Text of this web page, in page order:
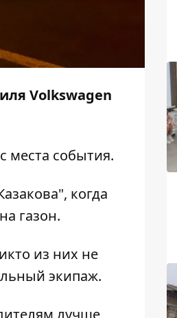
Volkswagen
с места события.
когда
газон.
из них не
экипаж.
лучше